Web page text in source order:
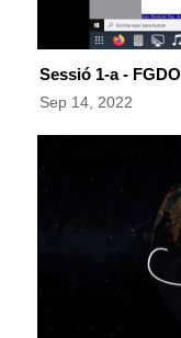
Sessió 1-a - FGDO
Sep 14, 2022